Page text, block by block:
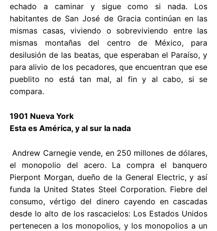
echado a caminar y sigue como si nada. Los
habitantes de San José de Gracia continúan en las
mismas casas, viviendo o sobreviviendo entre las
mismas montañas del centro de México, para
desilusión de las beatas, que esperaban el Paraíso, y
para alivio de los pecadores, que encuentran que ese
pueblito no está tan mal, al fin y al cabo, si se
compara.
1901 Nueva York
Esta es América, y al sur la nada
Andrew Carnegie vende, en 250 millones de dólares,
el monopolio del acero. La compra el banquero
Pierpont Morgan, dueño de la General Electric, y así
funda la United States Steel Corporation. Fiebre del
consumo, vértigo del dinero cayendo en cascadas
desde lo alto de los rascacielos: Los Estados Unidos
pertenecen a los monopolios, y los monopolios a un